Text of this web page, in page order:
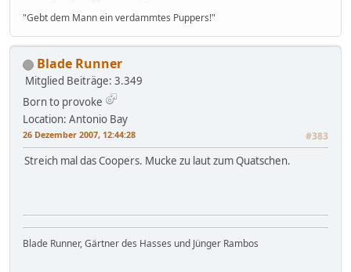
"Gebt dem Mann ein verdammtes Puppers!"
Blade Runner
Mitglied Beiträge: 3.349
Born to provoke
Location: Antonio Bay
26 Dezember 2007, 12:44:28 #383
Streich mal das Coopers. Mucke zu laut zum Quatschen.
Blade Runner, Gärtner des Hasses und Jünger Rambos